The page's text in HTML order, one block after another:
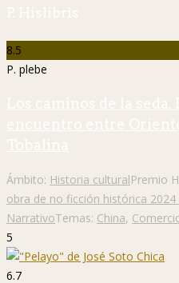
P. Hislibris
8.5
P. plebe
Los caminos de la
encuentro entre
Tobalina
Ámbito: Historia culturalPremio
obra de no ficción histórica
NarrativoTemas: China,
5
6.7